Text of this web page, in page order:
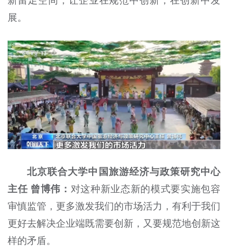
展。
北京联合大学中国旅游经济与政策研究中心
主任 曾博伟： 对这种新业态新的模式要实施包容
审慎监管，更多激发我们的市场活力，有利于我们
更好去解决企业端既需要创新，又要规范地创新这
样的矛盾。